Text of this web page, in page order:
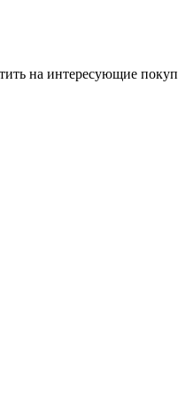
на интересующие